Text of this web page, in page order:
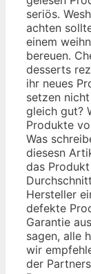
seriös.
achten
einem
bereuen.
desserts
ihr neues
setzen
gleich gut?
Produkte
Was
diesesn
das
Hersteller
defekte
Garantie
sagen, alle
wir
der